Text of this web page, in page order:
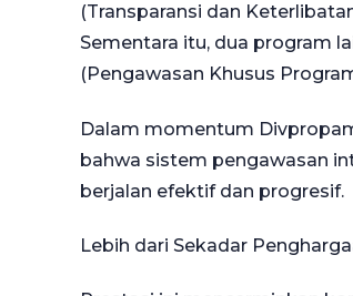
(Transparansi dan
Sementara itu, dua program
(Pengawasan Khusus
Dalam momentum
bahwa sistem pengawasan
berjalan efektif dan progresif.
Lebih dari Sekadar